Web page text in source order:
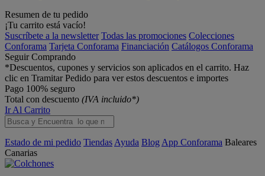
Resumen de tu pedido
¡Tu carrito está vacío!
Suscríbete a la newsletter Todas las promociones Colecciones
Conforama Tarjeta Conforama Financiación Catálogos Conforama
Seguir Comprando
*Descuentos, cupones y servicios son aplicados en el carrito. Haz
clic en Tramitar Pedido para ver estos descuentos e importes
Pago 100% seguro
Total con descuento (IVA incluido*)
Ir Al Carrito
Estado de mi pedido Tiendas Ayuda Blog App Conforama Baleares
Canarias